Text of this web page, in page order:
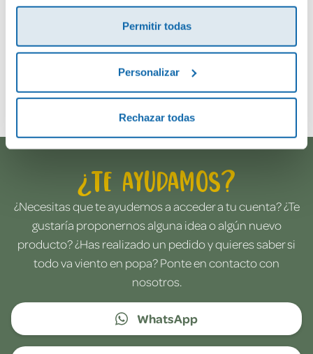
Permitir todas
Personalizar
Rechazar todas
¿Te ayudamos?
¿Necesitas que te ayudemos a acceder a tu cuenta? ¿Te
gustaría proponernos alguna idea o algún nuevo
producto? ¿Has realizado un pedido y quieres saber si
todo va viento en popa? Ponte en contacto con
nosotros.
WhatsApp